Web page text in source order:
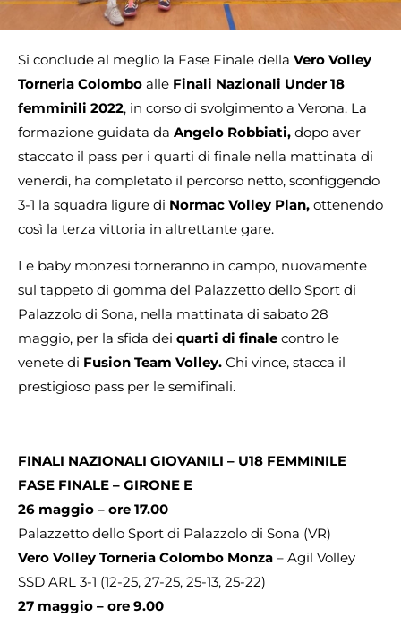
Si conclude al meglio la Fase Finale della Vero Volley
Torneria Colombo alle Finali Nazionali Under 18
femminili 2022, in corso di svolgimento a Verona. La
formazione guidata da Angelo Robbiati, dopo aver
staccato il pass per i quarti di finale nella mattinata di
venerdì, ha completato il percorso netto, sconfiggendo
3-1 la squadra ligure di Normac Volley Plan, ottenendo
così la terza vittoria in altrettante gare.
Le baby monzesi torneranno in campo, nuovamente
sul tappeto di gomma del Palazzetto dello Sport di
Palazzolo di Sona, nella mattinata di sabato 28
maggio, per la sfida dei quarti di finale contro le
venete di Fusion Team Volley. Chi vince, stacca il
prestigioso pass per le semifinali.
FINALI NAZIONALI GIOVANILI – U18 FEMMINILE
FASE FINALE – GIRONE E
26 maggio – ore 17.00
Palazzetto dello Sport di Palazzolo di Sona (VR)
Vero Volley Torneria Colombo Monza – Agil Volley
SSD ARL 3-1 (12-25, 27-25, 25-13, 25-22)
27 maggio – ore 9.00